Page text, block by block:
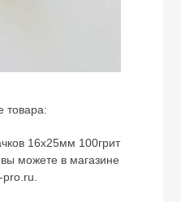
товара:
16х25мм 100грит
можете в магазине